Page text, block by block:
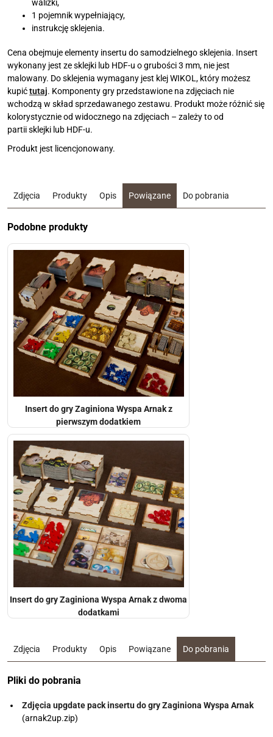
walizki,
1 pojemnik wypełniający,
instrukcję sklejenia.
Cena obejmuje elementy insertu do samodzielnego sklejenia. Insert
wykonany jest ze sklejki lub HDF-u o grubości 3 mm, nie jest
malowany. Do sklejenia wymagany jest klej WIKOL, który możesz
kupićtutaj. Komponenty gry przedstawione na zdjęciach nie
wchodzą w skład sprzedawanego zestawu. Produkt może różnić się
kolorystycznie od widocznego na zdjęciach – zależy to od
partii sklejki lub HDF-u.
Produkt jest licencjonowany.
Zdjęcia Produkty Opis Powiązane Do pobrania
Podobne produkty
Insert do gry Zaginiona Wyspa Arnak z
pierwszym dodatkiem
Insert do gry Zaginiona Wyspa Arnak z dwoma
dodatkami
Zdjęcia Produkty Opis Powiązane Do pobrania
Pliki do pobrania
Zdjęcia upgdate pack insertu do gry Zaginiona Wyspa Arnak
(arnak2up.zip)